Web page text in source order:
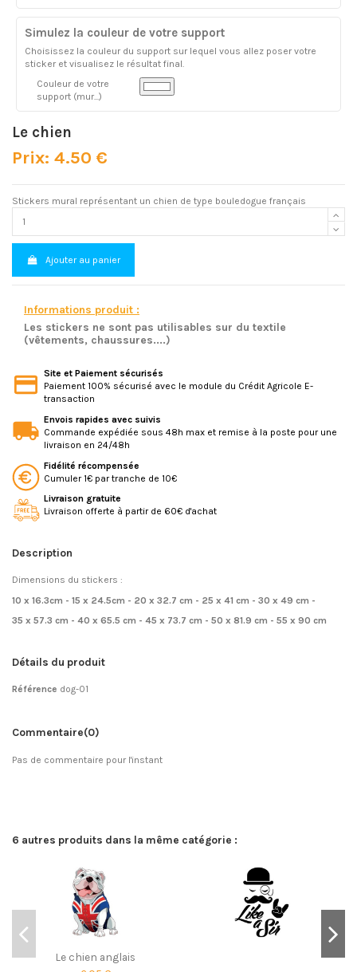
Simulez la couleur de votre support
Choisissez la couleur du support sur lequel vous allez poser votre
sticker et visualisez le résultat final.
Couleur de votre
support (mur...)
Le chien
Prix: 4.50 €
Stickers mural représentant un chien de type bouledogue français
Ajouter au panier
Informations produit :
Les stickers ne sont pas utilisables sur du textile
(vêtements, chaussures....)
Site et Paiement sécurisés
Paiement 100% sécurisé avec le module du Crédit Agricole E-
transaction
Envois rapides avec suivis
Commande expédiée sous 48h max et remise à la poste pour une
livraison en 24/48h
Fidélité récompensée
Cumuler 1€ par tranche de 10€
Livraison gratuite
Livraison offerte à partir de 60€ d'achat
Description
Dimensions du stickers :
10 x 16.3cm - 15 x 24.5cm - 20 x 32.7 cm - 25 x 41 cm - 30 x 49 cm -
35 x 57.3 cm - 40 x 65.5 cm - 45 x 73.7 cm - 50 x 81.9 cm - 55 x 90 cm
Détails du produit
Référence dog-01
Commentaire(0)
Pas de commentaire pour l'instant
6 autres produits dans la même catégorie :
Le chien anglais